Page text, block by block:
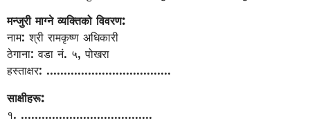
मन्जुरी माग्ने व्यक्तिको विवरण:
नाम: श्री रामकृष्ण अधिकारी
ठेगाना: वडा नं. ५, पोखरा
हस्ताक्षर: ....................................
साक्षीहरू:
१. ......................................